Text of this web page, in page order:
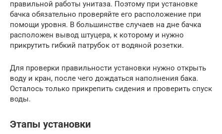
правильной работы унитаза. Поэтому при установке
бачка обязательно проверяйте его расположение при
помощи уровня. В большинстве случаев на дне бачка
расположен вывод штуцера, к которому и нужно
прикрутить гибкий патрубок от водяной розетки.
Для проверки правильности установки нужно открыть
воду и кран, после чего дождаться наполнения бака.
Осталось только прикрепить сидения и проверить спуск
воды.
Этапы установки